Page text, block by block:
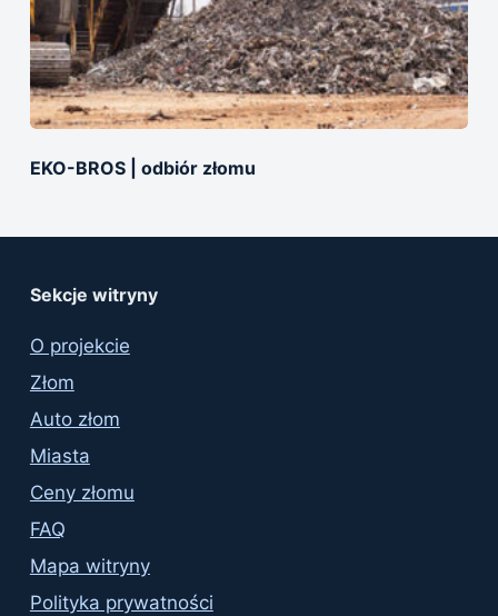
EKO-BROS | оdbiór złomu
Sekcje witryny
O projekcie
Złom
Auto złom
Miasta
Ceny złomu
FAQ
Mapa witryny
Polityka prywatności